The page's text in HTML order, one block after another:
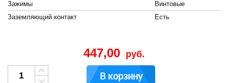
Зажимы
Винтовые
Заземляющий контакт
Есть
447,00 руб.
В корзину